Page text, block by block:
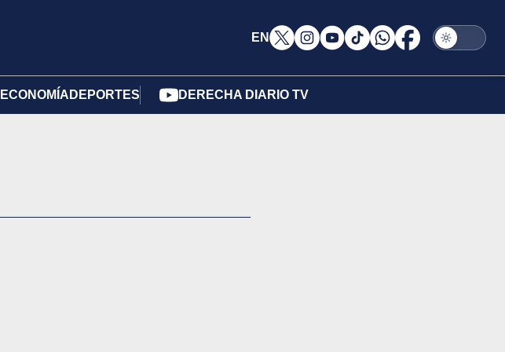
EN
ECONOMÍA DEPORTES DERECHA DIARIO TV